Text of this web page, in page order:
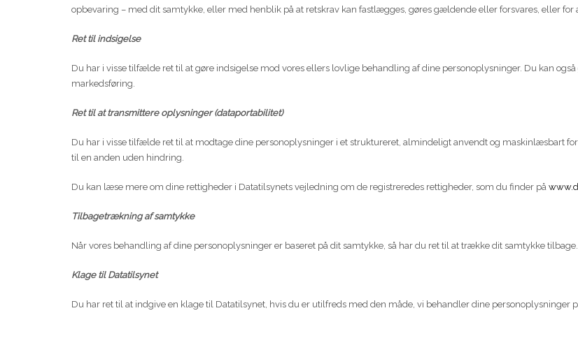
opbevaring – med dit samtykke, eller med henblik på at retskrav kan fastlægges, gøres gældende eller forsvares, eller for
Ret til indsigelse
Du har i visse tilfælde ret til at gøre indsigelse mod vores ellers lovlige behandling af dine personoplysninger. Du kan
markedsføring.
Ret til at transmittere oplysninger (dataportabilitet)
Du har i visse tilfælde ret til at modtage dine personoplysninger i et struktureret, almindeligt anvendt og maskinlæsbart
til en anden uden hindring.
Du kan læse mere om dine rettigheder i Datatilsynets vejledning om de registreredes rettigheder, som du finder på
Tilbagetrækning af samtykke
Når vores behandling af dine personoplysninger er baseret på dit samtykke, så har du ret til at trække dit samtykke tilbage.
Klage til Datatilsynet
Du har ret til at indgive en klage til Datatilsynet, hvis du er utilfreds med den måde, vi behandler dine personoplysninger